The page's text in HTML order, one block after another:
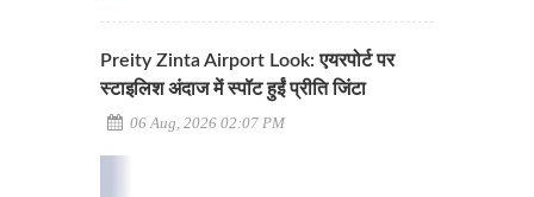
Preity Zinta Airport Look: एयरपोर्ट पर
स्टाइलिश अंदाज में स्पॉट हुईं प्रीति जिंटा
06 Aug, 2026 02:07 PM